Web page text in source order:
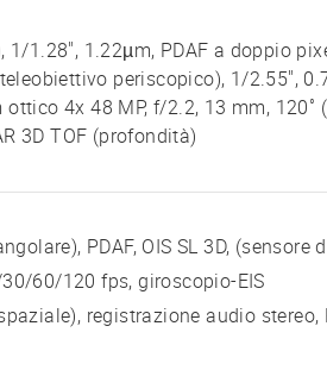
1.28", 1.22µm, PDAF a doppio
periscopico), 1/2.55",
4x 48 MP, f/2.2, 13 mm, 120˚
3D TOF (profondità)
PDAF, OIS SL 3D,
60/120 fps, giroscopio-EIS
registrazione audio stereo,